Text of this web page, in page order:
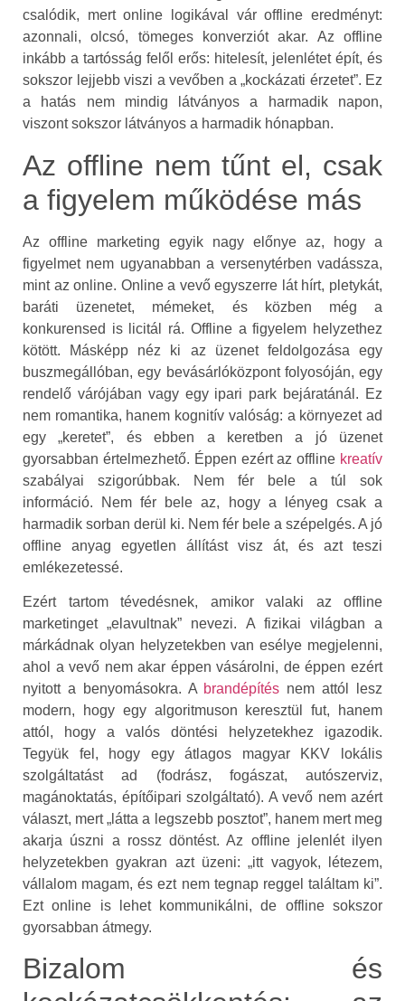
csalódik, mert online logikával vár offline eredményt:
azonnali, olcsó, tömeges konverziót akar. Az offline
inkább a tartósság felől erős: hitelesít, jelenlétet épít, és
sokszor lejjebb viszi a vevőben a „kockázati érzetet”. Ez
a hatás nem mindig látványos a harmadik napon,
viszont sokszor látványos a harmadik hónapban.
Az offline nem tűnt el, csak
a figyelem működése más
Az offline marketing egyik nagy előnye az, hogy a
figyelmet nem ugyanabban a versenytérben vadássza,
mint az online. Online a vevő egyszerre lát hírt, pletykát,
baráti üzenetet, mémeket, és közben még a
konkurensed is licitál rá. Offline a figyelem helyzethez
kötött. Másképp néz ki az üzenet feldolgozása egy
buszmegállóban, egy bevásárlóközpont folyosóján, egy
rendelő várójában vagy egy ipari park bejáratánál. Ez
nem romantika, hanem kognitív valóság: a környezet ad
egy „keretet”, és ebben a keretben a jó üzenet
gyorsabban értelmezhető. Éppen ezért az offline kreatív
szabályai szigorúbbak. Nem fér bele a túl sok
információ. Nem fér bele az, hogy a lényeg csak a
harmadik sorban derül ki. Nem fér bele a szépelgés. A jó
offline anyag egyetlen állítást visz át, és azt teszi
emlékezetessé.
Ezért tartom tévedésnek, amikor valaki az offline
marketinget „elavultnak” nevezi. A fizikai világban a
márkádnak olyan helyzetekben van esélye megjelenni,
ahol a vevő nem akar éppen vásárolni, de éppen ezért
nyitott a benyomásokra. A brandépítés nem attól lesz
modern, hogy egy algoritmuson keresztül fut, hanem
attól, hogy a valós döntési helyzetekhez igazodik.
Tegyük fel, hogy egy átlagos magyar KKV lokális
szolgáltatást ad (fodrász, fogászat, autószerviz,
magánoktatás, építőipari szolgáltató). A vevő nem azért
választ, mert „látta a legszebb posztot”, hanem mert meg
akarja úszni a rossz döntést. Az offline jelenlét ilyen
helyzetekben gyakran azt üzeni: „itt vagyok, létezem,
vállalom magam, és ezt nem tegnap reggel találtam ki”.
Ezt online is lehet kommunikálni, de offline sokszor
gyorsabban átmegy.
Bizalom és